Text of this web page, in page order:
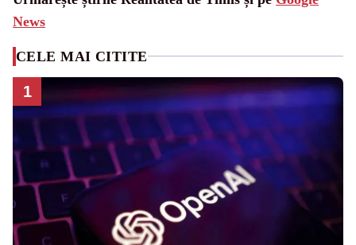
News
CELE MAI CITITE
1